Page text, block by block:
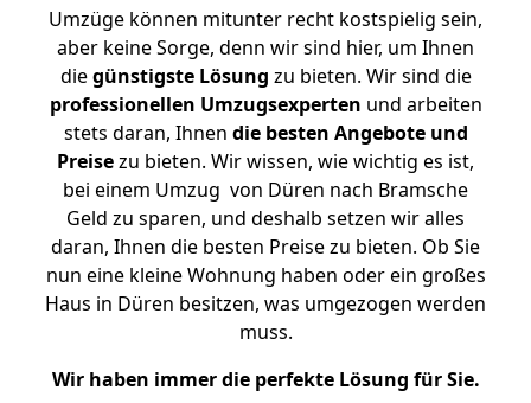
Umzüge können mitunter recht kostspielig sein,
aber keine Sorge, denn wir sind hier, um Ihnen
diegünstigste Lösung zu bieten. Wir sind die
professionellen Umzugsexperten und arbeiten
stets daran, Ihnen die besten Angebote und
Preisezu bieten. Wir wissen, wie wichtig es ist,
bei einem Umzug von Düren nach Bramsche
Geld zu sparen, und deshalb setzen wir alles
daran, Ihnen die besten Preise zu bieten. Ob Sie
nun eine kleine Wohnung haben oder ein großes
Haus in Düren besitzen, was umgezogen werden
muss.
Wir haben immer die perfekte Lösung für Sie.